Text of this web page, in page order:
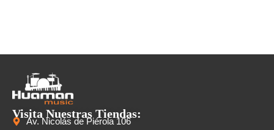
Visita Nuestras Tiendas:
Av. Nicolás de Piérola 106